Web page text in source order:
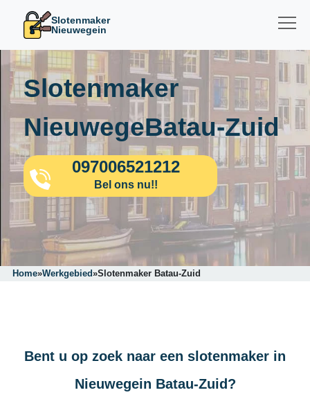
Slotenmaker
Nieuwegein
Slotenmaker
NieuwegeBatau-Zuid
097006521212
Bel ons nu!!
Home»Werkgebied»Slotenmaker Batau-Zuid
Bent u op zoek naar een slotenmaker in
Nieuwegein Batau-Zuid?